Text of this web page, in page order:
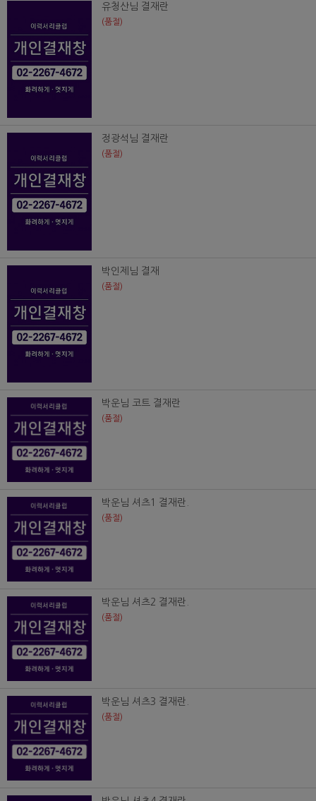
유청산님 결재란
(품절)
정광석님 결재란
(품절)
박인제님 결재
(품절)
박운님 코트 결재란
(품절)
박운님 셔츠1 결재란.
(품절)
박운님 셔츠2 결재란.
(품절)
박운님 셔츠3 결재란.
(품절)